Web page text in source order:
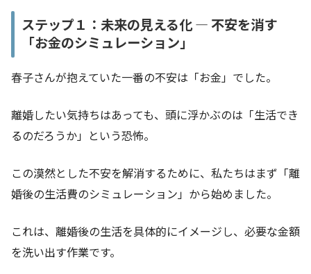
ステップ１：未来の見える化 ― 不安を消す
「お金のシミュレーション」
春子さんが抱えていた一番の不安は「お金」でした。
離婚したい気持ちはあっても、頭に浮かぶのは「生活でき
るのだろうか」という恐怖。
この漠然とした不安を解消するために、私たちはまず「離
婚後の生活費のシミュレーション」から始めました。
これは、離婚後の生活を具体的にイメージし、必要な金額
を洗い出す作業です。